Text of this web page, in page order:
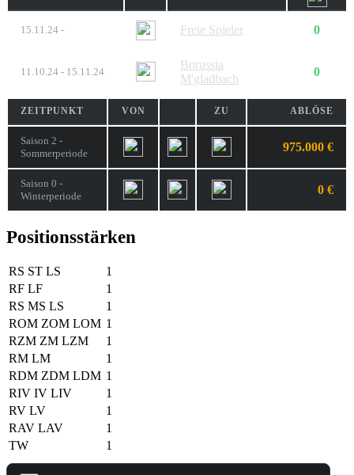
15.11.24 - Freie Spieler 0
11.10.24 - 15.11.24
Borussia
M'gladbach
0
ZEITPUNKT VON ZU ABLÖSE
Saison 2 -
Sommerperiode
975.000 €
Saison 0 -
Winterperiode
0 €
Positionsstärken
RS ST LS
1
RF LF
1
RS MS LS
1
ROM ZOM LOM 1
RZM ZM LZM
1
RM LM
1
RDM ZDM LDM 1
RIV IV LIV
1
RV LV
1
RAV LAV
1
TW
1